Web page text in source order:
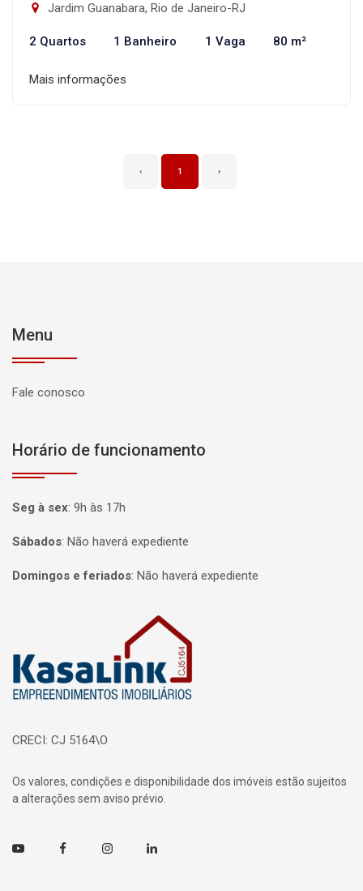
Jardim Guanabara, Rio de Janeiro-RJ
2 Quartos 1 Banheiro 1 Vaga 80 m²
Mais informações
‹ 1 ›
Menu
Fale conosco
Horário de funcionamento
Seg à sex: 9h às 17h
Sábados: Não haverá expediente
Domingos e feriados: Não haverá expediente
CRECI: CJ 5164\O
Os valores, condições e disponibilidade dos imóveis estão sujeitos
a alterações sem aviso prévio.
Youtube FacebookInstagramLinkedin